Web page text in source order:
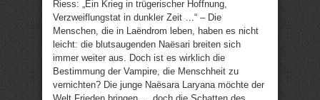
Riess: „Ein Krieg in trügerischer Hoffnung,
Verzweiflungstat in dunkler Zeit …“ – Die
Menschen, die in Laëndrom leben, haben es nicht
leicht: die blutsaugenden Naësari breiten sich
immer weiter aus. Doch ist es wirklich die
Bestimmung der Vampire, die Menschheit zu
vernichten? Die junge Naësara Laryana möchte der